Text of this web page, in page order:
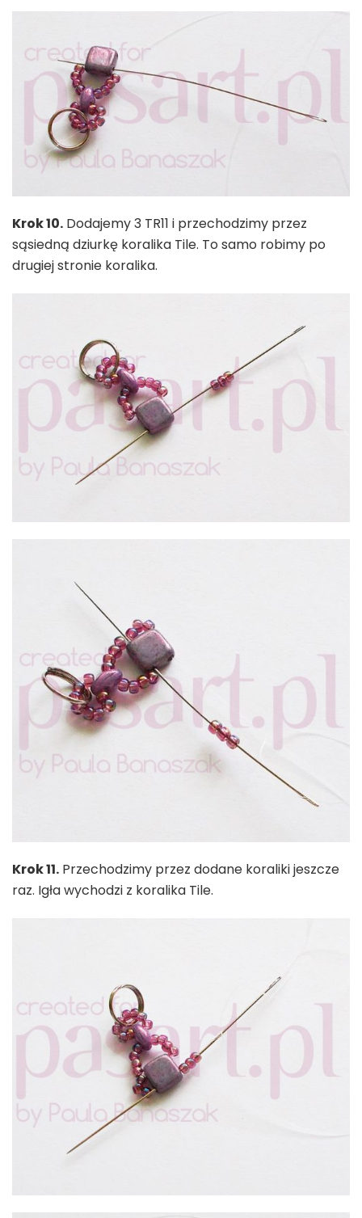
Krok 10. Dodajemy 3 TR11 i przechodzimy przez
sąsiedną dziurkę koralika Tile. To samo robimy po
drugiej stronie koralika.
Krok 11. Przechodzimy przez dodane koraliki jeszcze
raz. Igła wychodzi z koralika Tile.